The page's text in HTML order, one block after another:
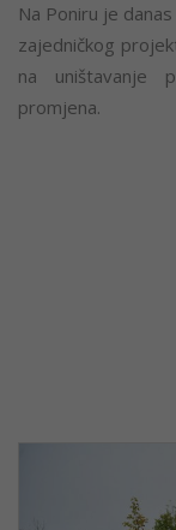
Na Poniru je
zajedničkog
na uništavanje
promjena.